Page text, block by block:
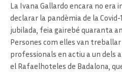
La Ivana Gallardo encara no era
declarar la pandèmia de la Covid-
jubilada, feia gairebé quaranta
Persones com elles van
professionals en actiu a un dels
el Rafaelhoteles de Badalona,